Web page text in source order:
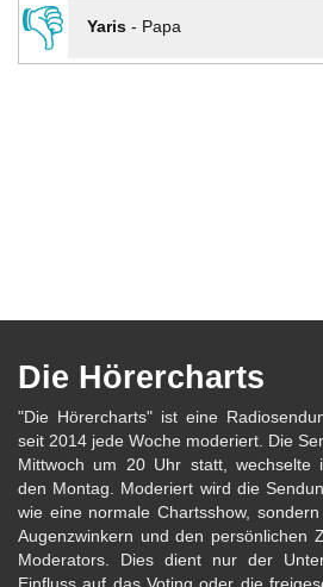
👎
Yaris- Papa
Die Hörercharts
"Die Hörercharts" ist eine
seit 2014 jede Woche moderiert. Die
Mittwoch um 20 Uhr statt, wechselte
den Montag. Moderiert wird die
wie eine normale Chartsshow,
Augenzwinkern und den persönlichen
Moderators. Dies dient nur der